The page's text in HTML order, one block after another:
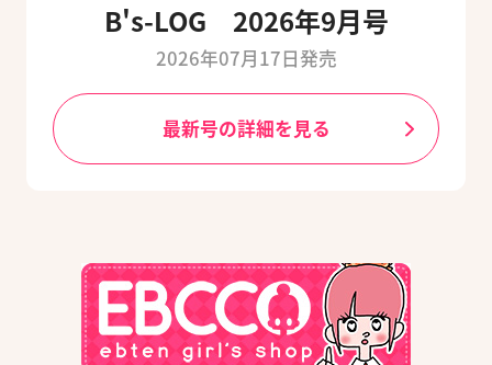
B's-LOG 2026年9月号
2026年07月17日発売
最新号の詳細を見る